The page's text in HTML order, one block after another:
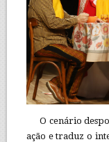
O cenário
ação e traduz o